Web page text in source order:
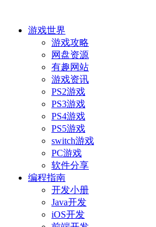
游戏世界
游戏攻略
网盘资源
有趣网站
游戏资讯
PS2游戏
PS3游戏
PS4游戏
PS5游戏
switch游戏
PC游戏
软件分享
编程指南
开发小册
Java开发
iOS开发